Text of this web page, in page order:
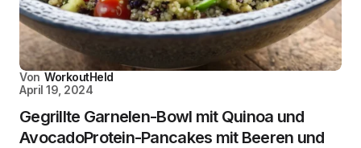
Von WorkoutHeld
April 19, 2024
Gegrillte Garnelen-Bowl mit Quinoa und
AvocadoProtein-Pancakes mit Beeren und